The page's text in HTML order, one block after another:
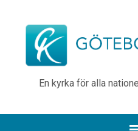
En kyrka för alla